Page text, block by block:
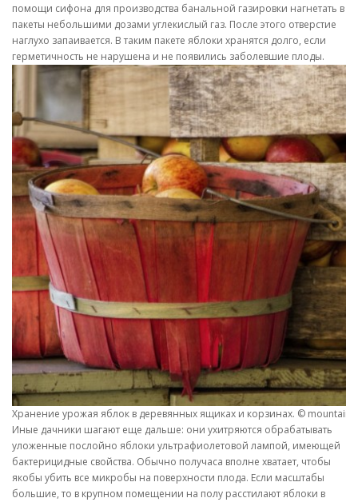
помощи сифона для производства банальной газировки нагнетать в
пакеты небольшими дозами углекислый газ. После этого отверстие
наглухо запаивается. В таким пакете яблоки хранятся долго, если
герметичность не нарушена и не появились заболевшие плоды.
Хранение урожая яблок в деревянных ящиках и корзинах. ©
Иные дачники шагают еще дальше: они ухитряются обрабатывать
уложенные послойно яблоки ультрафиолетовой лампой, имеющей
бактерицидные свойства. Обычно получаса вполне хватает, чтобы
якобы убить все микробы на поверхности плода. Если масштабы
большие, то в крупном помещении на полу расстилают яблоки в